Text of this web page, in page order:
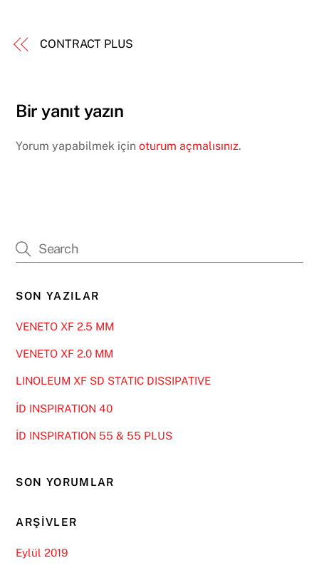
CONTRACT PLUS
Bir yanıt yazın
Yorum yapabilmek içinoturum açmalısınız.
SON YAZILAR
VENETO XF 2.5 MM
VENETO XF 2.0 MM
LINOLEUM XF SD STATIC DISSIPATIVE
İD INSPIRATION 40
İD INSPIRATION 55 & 55 PLUS
SON YORUMLAR
ARŞIVLER
Eylül 2019